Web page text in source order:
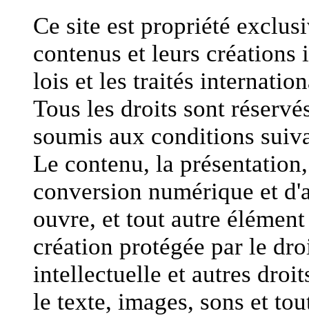
Ce site est propriété
contenus et leurs créations
lois et les traités
Tous les droits sont
soumis aux conditions
Le contenu, la
conversion numérique et
ouvre, et tout autre
création protégée par le
intellectuelle et autres
le texte, images, sons et